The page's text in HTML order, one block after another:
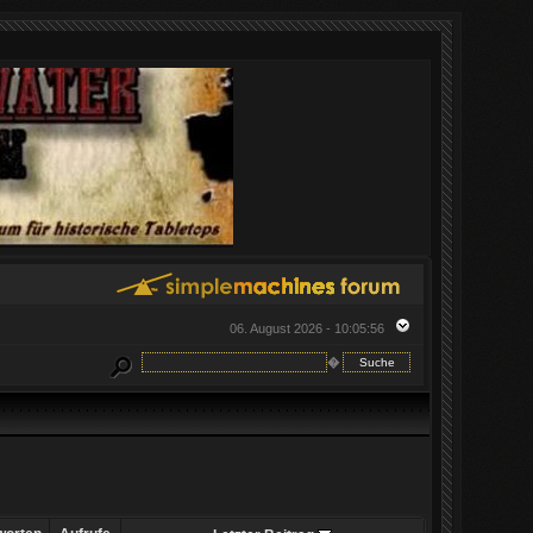
06. August 2026 - 10:05:56
�